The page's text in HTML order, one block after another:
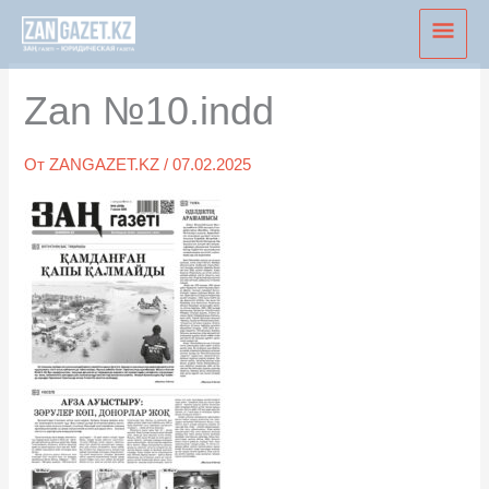
Перейти
содержимому
Zan №10.indd
ОтZANGAZET.KZ/07.02.2025